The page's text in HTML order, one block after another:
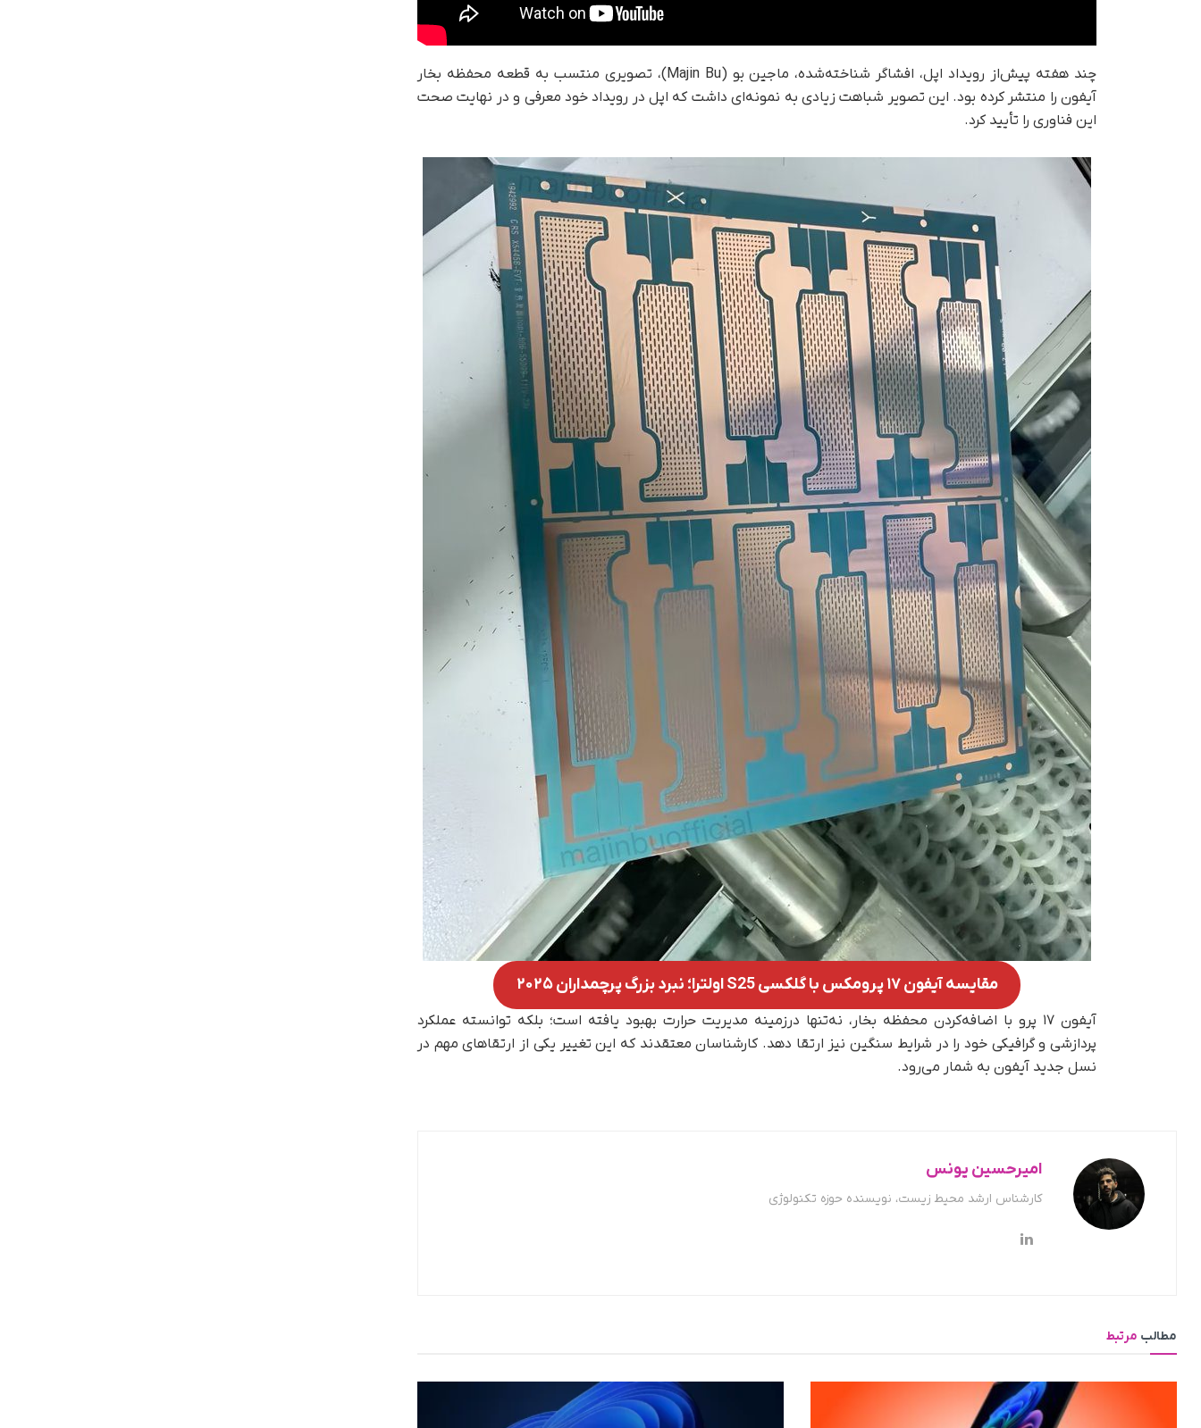
چند هفته پیش‌از رویداد اپل، افشاگر شناخته‌شده، ماجین بو (Majin Bu)، تصویری منتسب به قطعه محفظه بخار
آیفون را منتشر کرده بود. این تصویر شباهت زیادی به نمونه‌ای داشت که اپل در رویداد خود معرفی و در نهایت صحت
این فناوری را تأیید کرد.
مقایسه آیفون ۱۷ پرومکس با گلکسی S25 اولترا؛ نبرد بزرگ پرچمداران ۲۰۲۵
آیفون ۱۷ پرو با اضافه‌کردن محفظه بخار، نه‌تنها درزمینه مدیریت حرارت بهبود یافته است؛ بلکه توانسته عملکرد
پردازشی و گرافیکی خود را در شرایط سنگین نیز ارتقا دهد. کارشناسان معتقدند که این تغییر یکی از ارتقاهای مهم‌ در
نسل جدید آیفون به شمار می‌رود.
امیرحسین یونس
کارشناس ارشد محیط زیست، نویسنده حوزه تکنولوژی
مطالب مرتبط